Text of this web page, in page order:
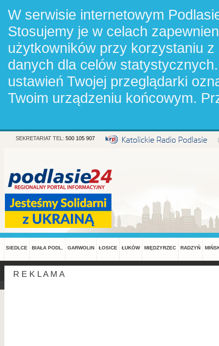
W serwisie internetowym
Stosujemy je w celach
użytkowników przy korzystaniu
danych dla celów
ustawień Twojej przeglądarki
Twoim urządzeniu końcowym.
SEKRETARIAT TEL: 500 105 907
SIEDLCE BIAŁA PODL. GARWOLIN ŁOSICE ŁUKÓW MIĘDZYRZEC RADZYŃ
R E K L A M A